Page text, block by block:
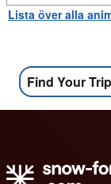
Lista över alla
Find Your Trip